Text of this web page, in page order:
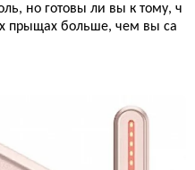
но готовы ли вы к тому, ч
прыщах больше, чем вы са